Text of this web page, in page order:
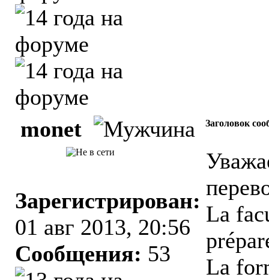
monet Заголовок
Зарегистрирован:
01 авг 2013, 20:56
Сообщения: 53
La
La